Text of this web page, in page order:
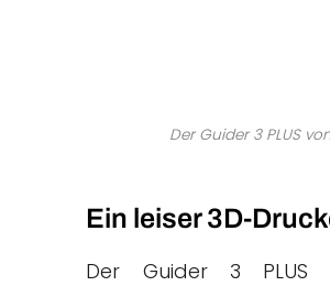
Der Guider 3 PLUS
Ein leiser 3D-
Der Guider 3 PLUS